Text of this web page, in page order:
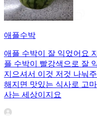
애플수박
애플 수박이 잘 익었어요
플 수박이 빨강색으로 잘
지으셔서 이것 저것 나눠
해지면 맛있는 식사로 고
사는 세상이지요